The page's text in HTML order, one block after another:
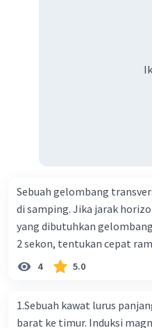
Sebuah gelombang
di samping. Jika jarak
yang dibutuhkan
2 sekon, tentukan cepat
4 5.0
1.Sebuah kawat lurus
barat ke timur. Induksi